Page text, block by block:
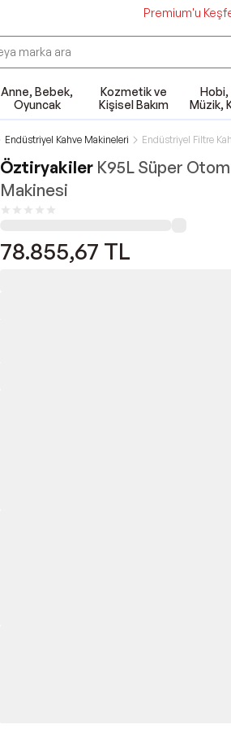
Premium'u
Anne, Bebek,
Oyuncak
Kozmetik ve
Kişisel Bakım
Hobi,
Müzik,
Endüstriyel Kahve Makineleri Endüstriyel Filtre
Öztiryakiler K95L Süper
Makinesi
78.855,67 TL